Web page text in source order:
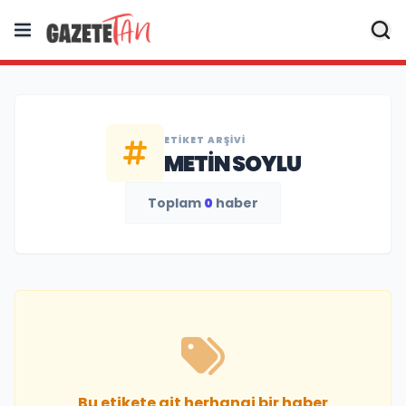
ETIKET ARŞIVI
METIN SOYLU
Toplam 0 haber